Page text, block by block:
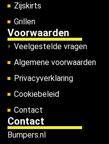
Zijskirts
Grillen
Voorwaarden
Veelgestelde vragen
Algemene voorwaarden
Privacyverklaring
Cookiebeleid
Contact
Contact
Bumpers.nl